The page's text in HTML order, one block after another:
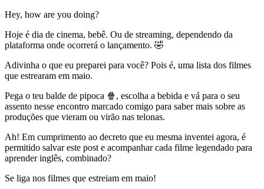
Hey, how are you doing?
Hoje é dia de cinema, bebê. Ou de streaming, dependendo da
plataforma onde ocorrerá o lançamento. 🤣
Adivinha o que eu preparei para você? Pois é, uma lista dos filmes
que estrearam em maio.
Pega o teu balde de pipoca 🍿, escolha a bebida e vá para o seu
assento nesse encontro marcado comigo para saber mais sobre as
produções que vieram ou virão nas telonas.
Ah! Em cumprimento ao decreto que eu mesma inventei agora, é
permitido salvar este post e acompanhar cada filme legendado para
aprender inglês, combinado?
Se liga nos filmes que estreiam em maio!